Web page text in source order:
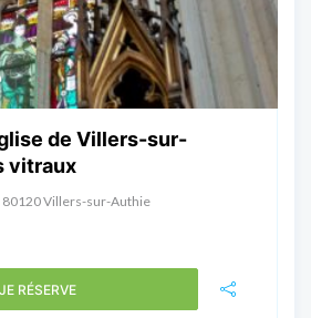
de Villers-sur-
vitraux
80120 Villers-sur-Authie
JE RÉSERVE